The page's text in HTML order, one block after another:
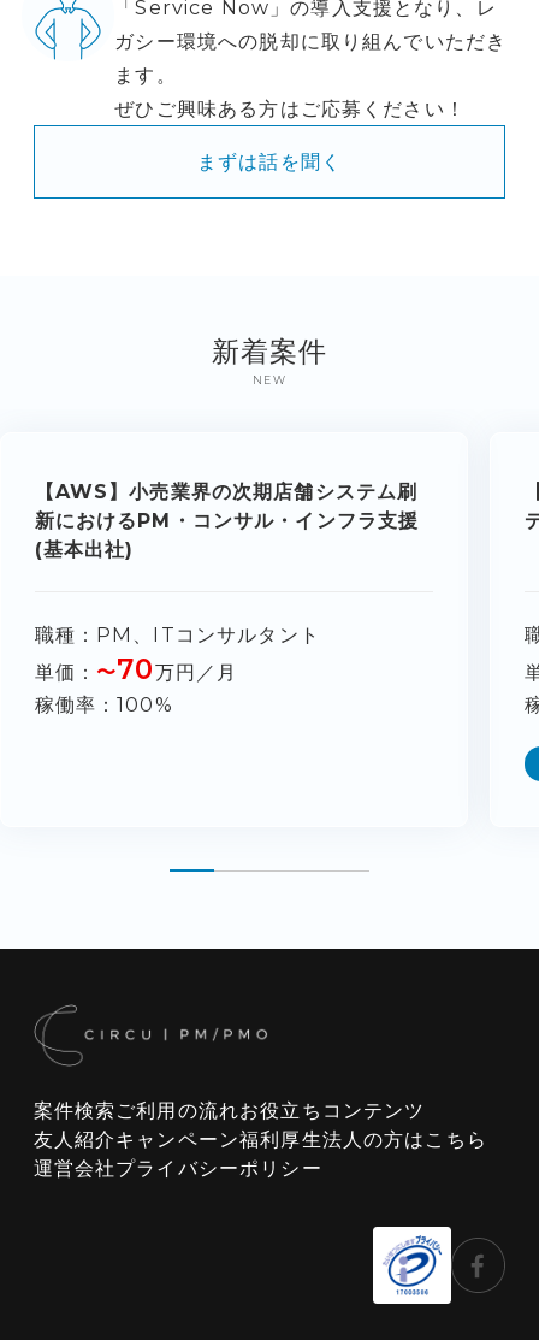
「Service Now」の導入支援となり、レ
ガシー環境への脱却に取り組んでいただき
ます。
ぜひご興味ある方はご応募ください！
まずは話を聞く
新着案件
NEW
【AWS】小売業界の次期店舗システム刷
新におけるPM・コンサル・インフラ支援
(基本出社)
職種
PM、ITコンサルタント
単価
〜70万円／月
稼働率
100%
案件検索 ご利用の流れお役立ちコンテンツ
友人紹介キャンペーン福利厚生法人の方はこちら
運営会社プライバシーポリシー